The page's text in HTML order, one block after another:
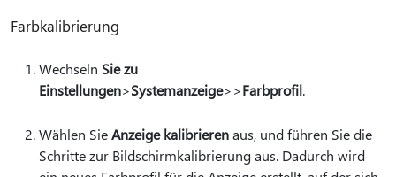
Farbkalibrierung
Wechseln Sie zu
Einstellungen>Systemanzeige>>Farbprofil.
Wählen SieAnzeige kalibrierenaus, und führen Sie die
Schritte zur Bildschirmkalibrierung aus. Dadurch wird